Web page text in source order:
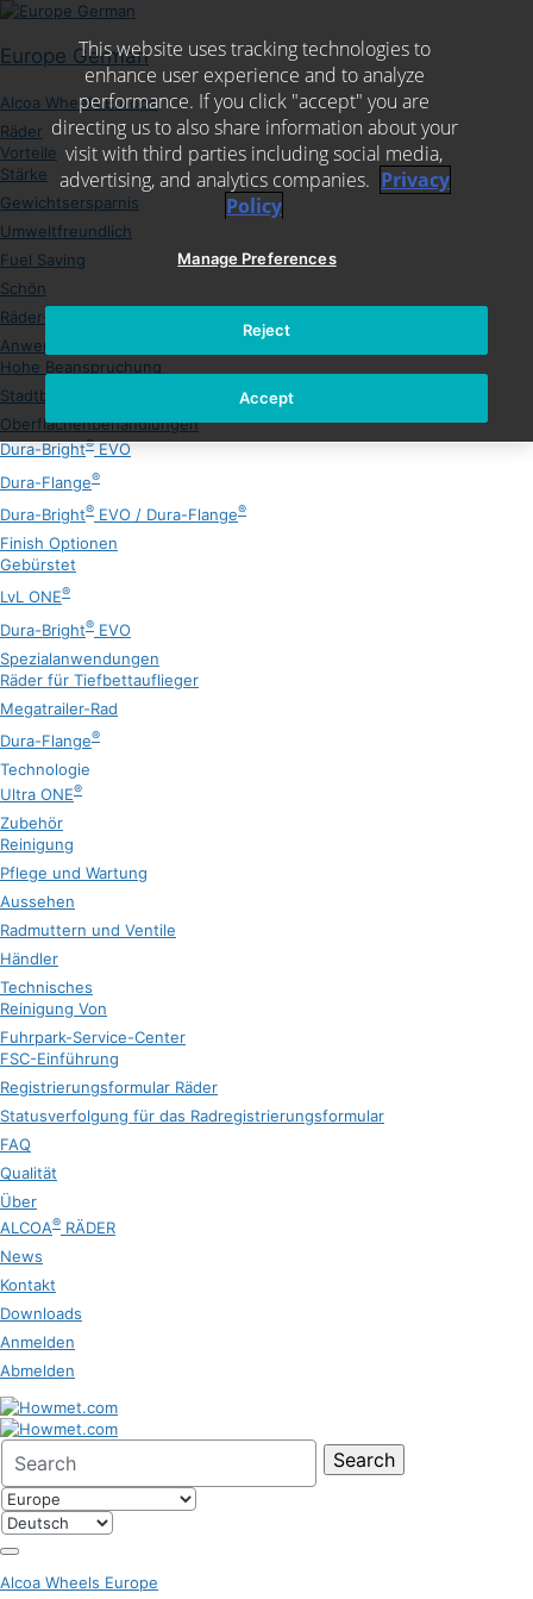
Skip
content
Europe German
Alcoa Wheels Europe
Räder
Vorteile
Stärke
Gewichtsersparnis
Umweltfreundlich
Fuel Saving
Schön
Räder-Sortiment
Anwendungen
Hohe Beanspruchung
Stadtbus, Überlandbus und Reisebus
Oberflächenbehandlungen
Dura-Bright®EVO
Dura-Flange®
Dura-Bright® EVO / Dura-Flange®
Finish Optionen
Gebürstet
LvL ONE®
Dura-Bright® EVO
Spezialanwendungen
Räder für Tiefbettauflieger
Megatrailer-Rad
Dura-Flange®
Technologie
Ultra ONE®
Zubehör
Reinigung
Pflege und Wartung
Aussehen
Radmuttern und Ventile
Händler
Technisches
Reinigung Von
Fuhrpark-Service-Center
FSC-Einführung
Registrierungsformular Räder
Statusverfolgung für das Radregistrierungsformular
FAQ
Qualität
Über
ALCOA® RÄDER
News
Kontakt
Downloads
Anmelden
Abmelden
Search
for:
Alcoa Wheels Europe
This website uses tracking technologies to
enhance user experience and to analyze
performance. If you click "accept" you are
directing us to also share information about your
visit with third parties including social media,
advertising, and analytics companies. Privacy
Policy
Manage Preferences
Reject
Accept